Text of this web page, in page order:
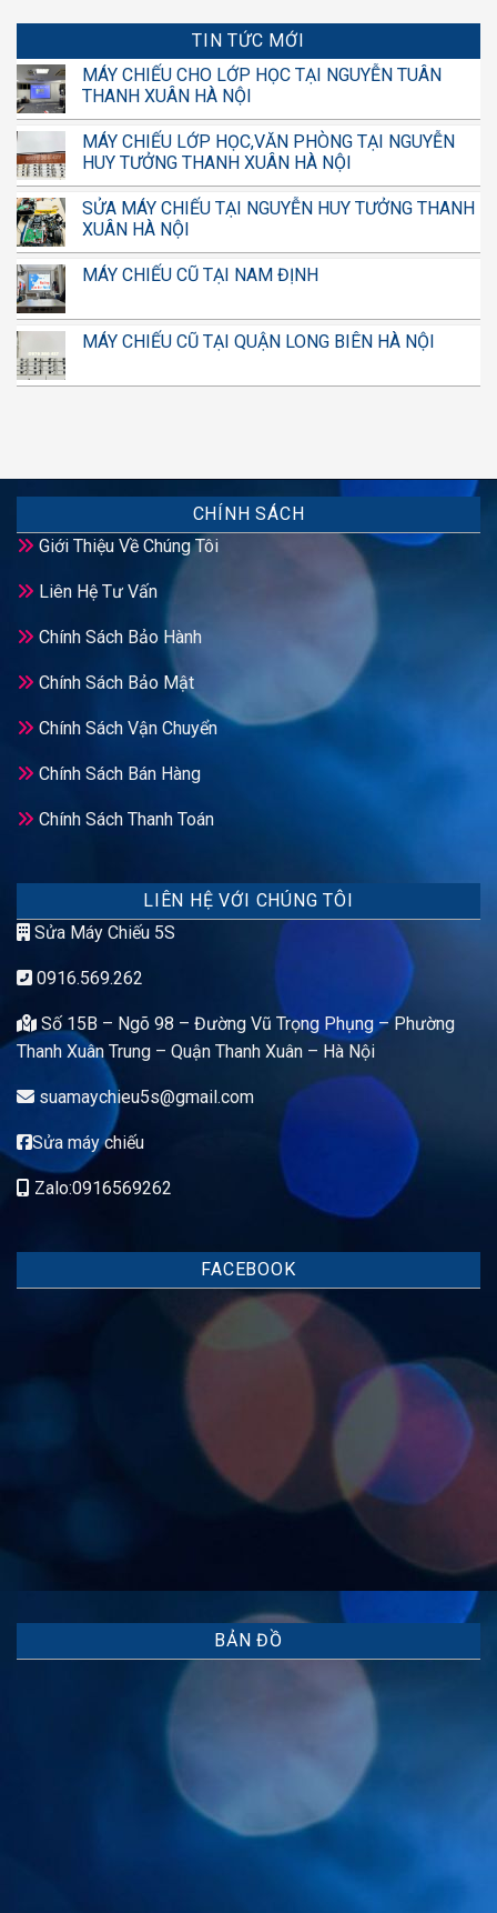
TIN TỨC MỚI
MÁY CHIẾU CHO LỚP HỌC TẠI NGUYỄN TUÂN
THANH XUÂN HÀ NỘI
MÁY CHIẾU LỚP HỌC,VĂN PHÒNG TẠI NGUYỄN
HUY TƯỞNG THANH XUÂN HÀ NỘI
SỬA MÁY CHIẾU TẠI NGUYỄN HUY TƯỞNG THANH
XUÂN HÀ NỘI
MÁY CHIẾU CŨ TẠI NAM ĐỊNH
MÁY CHIẾU CŨ TẠI QUẬN LONG BIÊN HÀ NỘI
CHÍNH SÁCH
Giới Thiệu Về Chúng Tôi
Liên Hệ Tư Vấn
Chính Sách Bảo Hành
Chính Sách Bảo Mật
Chính Sách Vận Chuyển
Chính Sách Bán Hàng
Chính Sách Thanh Toán
LIÊN HỆ VỚI CHÚNG TÔI
Sửa Máy Chiếu 5S
0916.569.262
Số 15B – Ngõ 98 – Đường Vũ Trọng Phụng – Phường
Thanh Xuân Trung – Quận Thanh Xuân – Hà Nội
suamaychieu5s@gmail.com
Sửa máy chiếu
Zalo:0916569262
FACEBOOK
BẢN ĐỒ